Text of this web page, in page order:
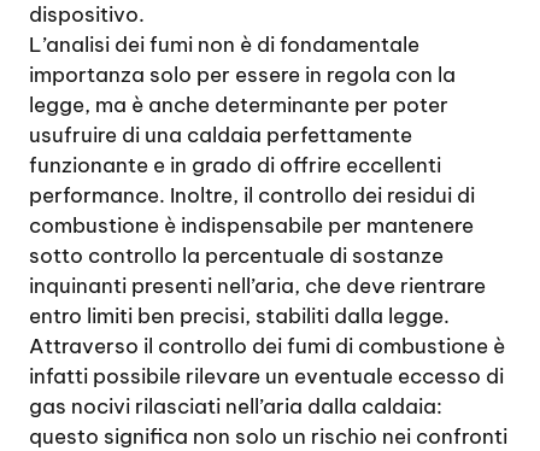
dispositivo.
L’analisi dei fumi non è di fondamentale
importanza solo per essere in regola con la
legge, ma è anche determinante per poter
usufruire di una caldaia perfettamente
funzionante e in grado di offrire eccellenti
performance. Inoltre, il controllo dei residui di
combustione è indispensabile per mantenere
sotto controllo la percentuale di sostanze
inquinanti presenti nell’aria, che deve rientrare
entro limiti ben precisi, stabiliti dalla legge.
Attraverso il controllo dei fumi di combustione è
infatti possibile rilevare un eventuale eccesso di
gas nocivi rilasciati nell’aria dalla caldaia:
questo significa non solo un rischio nei confronti